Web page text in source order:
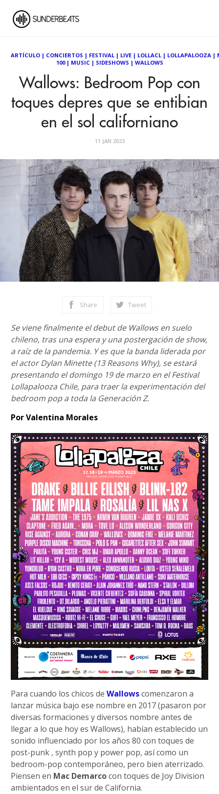
ARTÍCULO | CONCIERTOS | FESTIVAL | LIVE | LOLLACL | LOLLAPALOOZA |
100| MUSIC| SIDESHOWS | WALLOWS
Wallows: Bedroom Pop con
toques depres que se entibian
en el sol californiano
11 JAN 2023
Share Tweet
Se viene finalmente el debut de Wallows en suelo
chileno, tras una espera y una postergación de show,
a raíz de la pandemia. Y es que la banda liderada por
el actor Dylan Minette (13 Reasons Why), se estará
presentando el domingo 19 de marzo en el Festival
Lollapalooza Chile, para traer la experimentación del
bedroom pop a toda la Generación Z.
Por Valentina Morales
Para cuando los chicos deWallowscomenzaron a
lanzar música bajo ese nombre en 2017 (pasaron por
diversas formaciones y diversos nombre antes de
llegar a lo que hoy es Wallows), habían establecido un
sonido influenciado por los años 80 con toques de
post-punk , synth pop y power pop, así como un
bedroom-pop contemporáneo, pero bien aterrizado.
Piensen en Mac Demarcocon toques de Joy Division
ambientados en el sur de California.